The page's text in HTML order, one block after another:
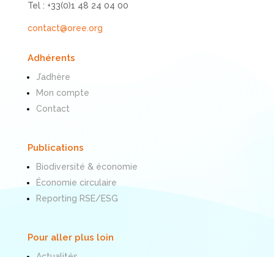
Tel : +33(0)1 48 24 04 00
contact@oree.org
Adhérents
J’adhère
Mon compte
Contact
Publications
Biodiversité & économie
Économie circulaire
Reporting RSE/ESG
Pour aller plus loin